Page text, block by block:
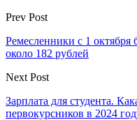
Prev Post
Ремесленники с 1
около 182 рублей
Next Post
Зарплата для студента.
первокурсников в 2024